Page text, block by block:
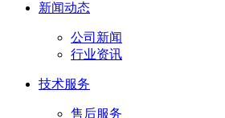
新闻动态
公司新闻
行业资讯
技术服务
售后服务